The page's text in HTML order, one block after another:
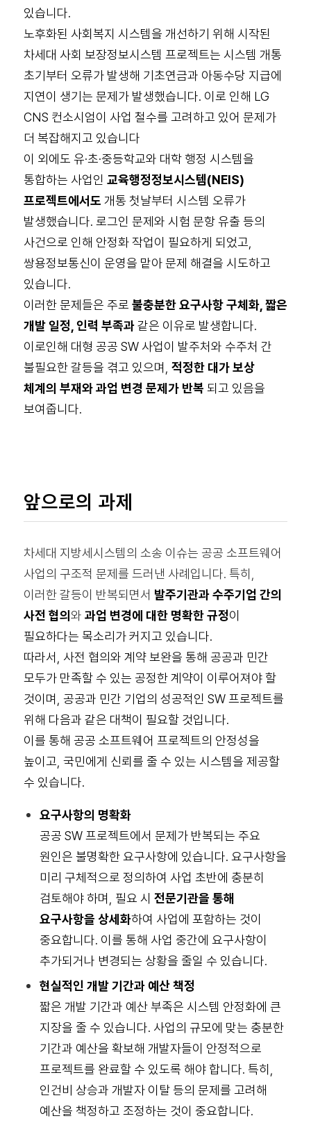
있습니다.
노후화된 사회복지 시스템을 개선하기 위해 시작된
차세대 사회 보장정보시스템 프로젝트는 시스템 개통
초기부터 오류가 발생해 기초연금과 아동수당 지급에
지연이 생기는 문제가 발생했습니다. 이로 인해 LG
CNS 컨소시엄이 사업 철수를 고려하고 있어 문제가
더 복잡해지고 있습니다
이 외에도 유·초·중등학교와 대학 행정 시스템을
통합하는 사업인 교육행정정보시스템(NEIS)
프로젝트에서도 개통 첫날부터 시스템 오류가
발생했습니다. 로그인 문제와 시험 문항 유출 등의
사건으로 인해 안정화 작업이 필요하게 되었고,
쌍용정보통신이 운영을 맡아 문제 해결을 시도하고
있습니다.
이러한 문제들은 주로 불충분한 요구사항 구체화, 짧은
개발 일정, 인력 부족과같은 이유로 발생합니다.
이로인해 대형 공공 SW 사업이 발주처와 수주처 간
불필요한 갈등을 겪고 있으며, 적정한 대가 보상
체계의 부재와 과업 변경 문제가 반복 되고 있음을
보여줍니다.
앞으로의 과제
차세대 지방세시스템의 소송 이슈는 공공 소프트웨어
사업의 구조적 문제를 드러낸 사례입니다. 특히,
이러한 갈등이 반복되면서 발주기관과 수주기업 간의
사전 협의 와 과업 변경에 대한 명확한 규정이
필요하다는 목소리가 커지고 있습니다.
따라서, 사전 협의와 계약 보완을 통해 공공과 민간
모두가 만족할 수 있는 공정한 계약이 이루어져야 할
것이며, 공공과 민간 기업의 성공적인 SW 프로젝트를
위해 다음과 같은 대책이 필요할 것입니다.
이를 통해 공공 소프트웨어 프로젝트의 안정성을
높이고, 국민에게 신뢰를 줄 수 있는 시스템을 제공할
수 있습니다.
요구사항의 명확화
공공 SW 프로젝트에서 문제가 반복되는 주요
원인은 불명확한 요구사항에 있습니다. 요구사항을
미리 구체적으로 정의하여 사업 초반에 충분히
검토해야 하며, 필요 시 전문기관을 통해
요구사항을 상세화하여 사업에 포함하는 것이
중요합니다. 이를 통해 사업 중간에 요구사항이
추가되거나 변경되는 상황을 줄일 수 있습니다.
현실적인 개발 기간과 예산 책정
짧은 개발 기간과 예산 부족은 시스템 안정화에 큰
지장을 줄 수 있습니다. 사업의 규모에 맞는 충분한
기간과 예산을 확보해 개발자들이 안정적으로
프로젝트를 완료할 수 있도록 해야 합니다. 특히,
인건비 상승과 개발자 이탈 등의 문제를 고려해
예산을 책정하고 조정하는 것이 중요합니다.